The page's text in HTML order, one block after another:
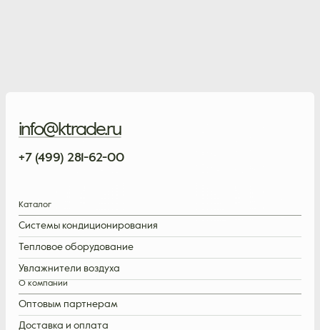
info@ktrade.ru
+7 (499) 281-62-00
Каталог
Системы кондиционирования
Тепловое оборудование
Увлажнители воздуха
О компании
Оптовым партнерам
Доставка и оплата